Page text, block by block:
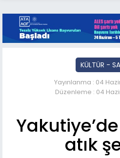
KÜLTÜR -
Yayınlanma : 04
Düzenleme : 04
atık